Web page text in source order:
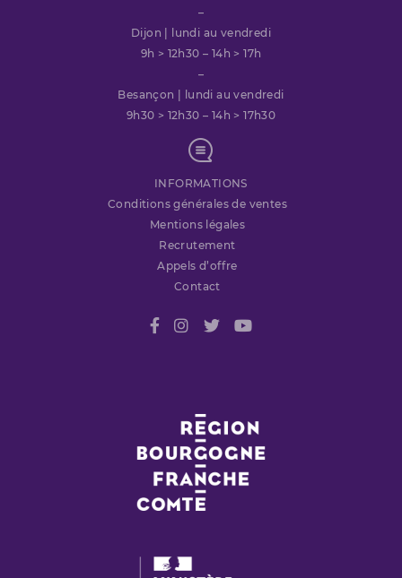
–
Dijon | lundi au vendredi
9h > 12h30 – 14h > 17h
–
Besançon | lundi au vendredi
9h30 > 12h30 – 14h > 17h30
INFORMATIONS
Conditions générales de ventes
Mentions légales
Recrutement
Appels d’offre
Contact